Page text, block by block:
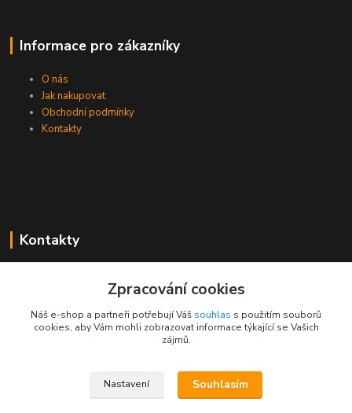
Informace pro zákazníky
O nás
Jak nakupovat
Obchodní podmínky
Kontakty
Kontakty
+420 733 530 378
(Po-Pá, 8-15 hod.)
Zpracování cookies
Náš e-shop a partneři potřebují Váš souhlas s použitím souborů
cookies, aby Vám mohli zobrazovat informace týkající se Vašich
zájmů.
Nastavení Souhlasím